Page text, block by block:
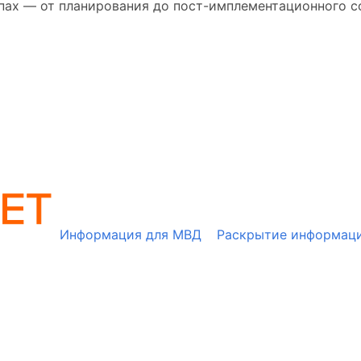
— от планирования до пост-имплементационного
Информация для МВД Раскрытие